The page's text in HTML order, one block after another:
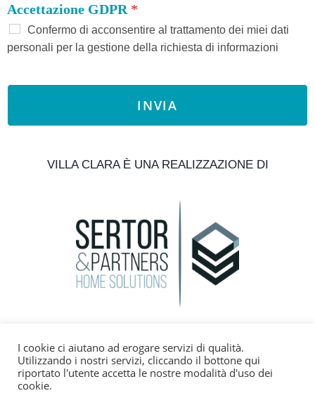
Accettazione GDPR *
Confermo di acconsentire al trattamento dei miei dati
personali per la gestione della richiesta di informazioni
INVIA
VILLA CLARA È UNA REALIZZAZIONE DI
info@gavioimmobiliare.it
I cookie ci aiutano ad erogare servizi di qualità.
Utilizzando i nostri servizi, cliccando il bottone qui
riportato l'utente accetta le nostre modalità d'uso dei
cookie.